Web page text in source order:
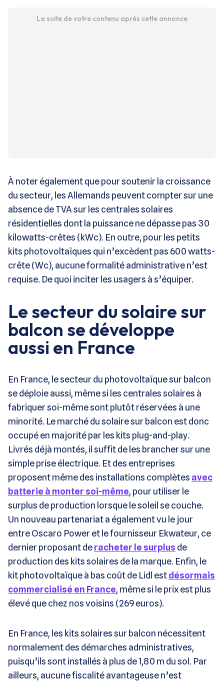
La suite de votre contenu après cette annonce
À noter également que pour soutenir la croissance
du secteur, les Allemands peuvent compter sur une
absence de TVA sur les centrales solaires
résidentielles dont la puissance ne dépasse pas 30
kilowatts-crêtes (kWc). En outre, pour les petits
kits photovoltaïques qui n’excèdent pas 600 watts-
crête (Wc), aucune formalité administrative n’est
requise. De quoi inciter les usagers à s’équiper.
Le secteur du solaire sur
balcon se développe
aussi en France
En France, le secteur du photovoltaïque sur balcon
se déploie aussi, même si les centrales solaires à
fabriquer soi-même sont plutôt réservées à une
minorité. Le marché du solaire sur balcon est donc
occupé en majorité par les kits plug-and-play.
Livrés déjà montés, il suffit de les brancher sur une
simple prise électrique. Et des entreprises
proposent même des installations complètes avec
batterie à monter soi-même, pour utiliser le
surplus de production lorsque le soleil se couche.
Un nouveau partenariat a également vu le jour
entre Oscaro Power et le fournisseur Ekwateur, ce
dernier proposant deracheter le surplus de
production des kits solaires de la marque. Enfin, le
kit photovoltaïque à bas coût de Lidl estdésormais
commercialisé en France, même si le prix est plus
élevé que chez nos voisins (269 euros).
En France, les kits solaires sur balcon nécessitent
normalement des démarches administratives,
puisqu’ils sont installés à plus de 1,80 m du sol. Par
ailleurs, aucune fiscalité avantageuse n’est